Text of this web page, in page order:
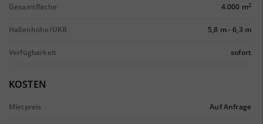
Gesamtfläche 4.000 m2
Hallenhöhe/UKB 5,8 m-6,3 m
Verfügbarkeit sofort
KOSTEN
Mietpreis Auf Anfrage